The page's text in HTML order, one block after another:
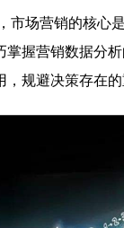
市场营销的核心
握营销数据分
，规避决策存在